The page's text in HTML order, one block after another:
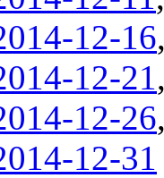
12-16
12-21
12-26
12-31